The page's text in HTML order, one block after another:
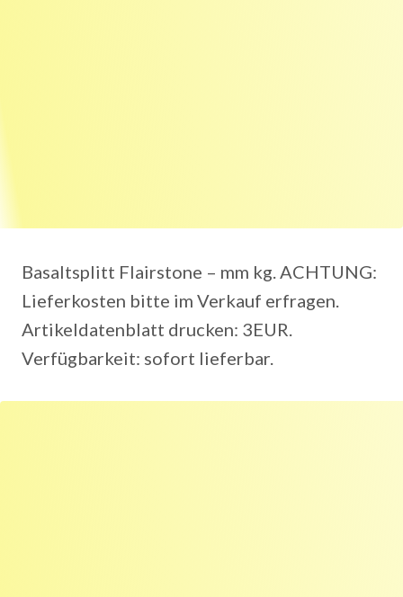
Basaltsplitt Flairstone – mm kg. ACHTUNG:
Lieferkosten bitte im Verkauf erfragen.
Artikeldatenblatt drucken: 3EUR.
Verfügbarkeit: sofort lieferbar.